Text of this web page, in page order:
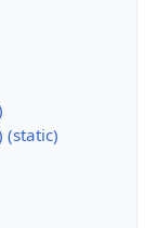
(static)